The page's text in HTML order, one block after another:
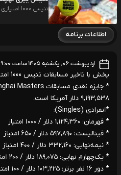
تنیس 1000 امتیازی مسترز مادرید
اطلاعات برنامه
اردیبهشت ۰۶, یکشنبه ۱۴۰۵ ساعت ۰۹:۰۰
پخش با تاخیر مسابقات تنیس 1000 امتیازی مسترز مادرید
۹,۱۹۳,۵۳۸ دلار آمریکا است.
*انفرادی (Singles):
* قهرمان: ‌۱,۱۲۴,۳۶۰ دلار / ۱۰۰۰ امتیاز
* فینالیست: ‌۵۹۷,۸۹۰ دلار / ۶۵۰ امتیاز
* نیمه‌نهایی: ‌۳۳۲,۱۶۰ دلار / ۴۰۰ امتیاز
* یک‌چهارم نهایی: ‌۱۸۹,۰۷۵ دلار / ۲۰۰ امتیاز
* دور ۱۶ نفر برتر: ‌۱۰۳,۲۲۵ دلار / ۱۰۰ امتیاز